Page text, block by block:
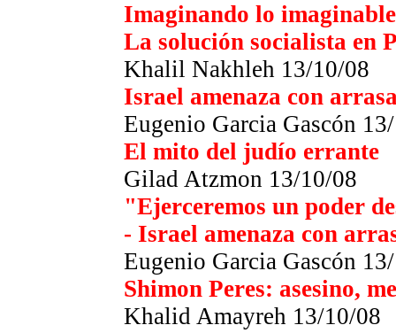
Imaginando lo imaginable
La solución socialista en
Khalil Nakhleh 13/10/08
Israel amenaza con
Eugenio Garcia Gascón
El mito del judío errante
Gilad Atzmon 13/10/08
"Ejerceremos un poder
- Israel amenaza con
Eugenio Garcia Gascón
Shimon Peres: asesino,
Khalid Amayreh 13/10/08